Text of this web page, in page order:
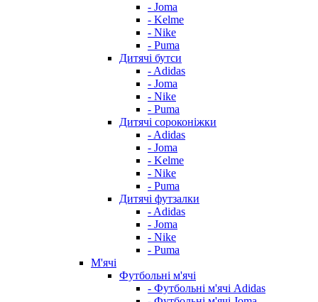
- Joma
- Kelme
- Nike
- Puma
Дитячі бутси
- Adidas
- Joma
- Nike
- Puma
Дитячі сороконіжки
- Adidas
- Joma
- Kelme
- Nike
- Puma
Дитячі футзалки
- Adidas
- Joma
- Nike
- Puma
М'ячі
Футбольні м'ячі
- Футбольні м'ячі Adidas